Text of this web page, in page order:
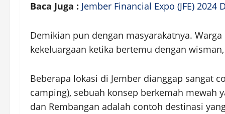
Baca Juga : Jember Financial Expo (JFE)
Demikian pun dengan masyarakatnya.
kekeluargaan ketika bertemu dengan
Beberapa lokasi di Jember dianggap sangat
camping), sebuah konsep berkemah mewah
dan Rembangan adalah contoh destinasi